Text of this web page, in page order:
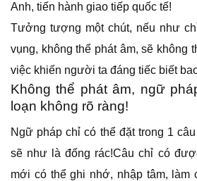
Anh, tiến hành giao tiếp quốc tế!
Tưởng tượng một chút, nếu như
vụng, không thể phát âm, sẽ không
việc khiến người ta đáng tiếc biết
Không thể phát âm, ngữ
loạn không rõ ràng!
Ngữ pháp chỉ có thể đặt trong 1
sẽ như là đống rác!Câu chỉ có
mới có thể ghi nhớ, nhập tâm, làm